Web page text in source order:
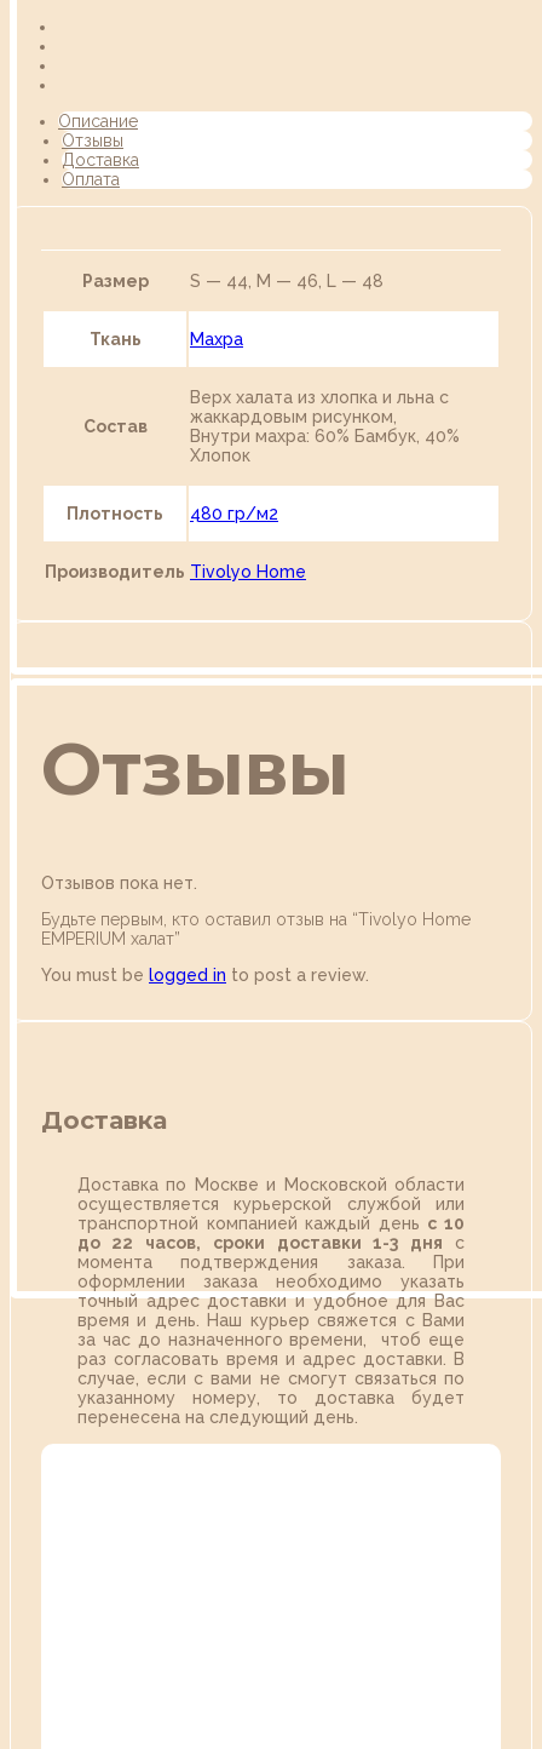
Описание
Отзывы
Доставка
Оплата
Размер S — 44, M — 46, L — 48
Ткань Махра
Состав
Верх халата из хлопка и льна с
жаккардовым рисунком,
Внутри махра: 60% Бамбук, 40%
Хлопок
Плотность 480 гр/м2
Производитель Tivolyo Home
Отзывы
Отзывов пока нет.
Будьте первым, кто оставил отзыв на “Tivolyo Home
EMPERIUM халат”
You must be logged in to post a review.
Доставка
Доставка по Москве и Московской области
осуществляется курьерской службой или
транспортной компанией каждый день с 10
до 22 часов,
сроки доставки 1-3 дня с
момента подтверждения заказа. При
оформлении заказа необходимо указать
точный адрес доставки и удобное для Вас
время и день. Наш курьер свяжется с Вами
за час до назначенного времени, чтоб еще
раз согласовать время и адрес доставки. В
случае, если с вами не смогут связаться по
указанному номеру, то доставка будет
перенесена на следующий день.